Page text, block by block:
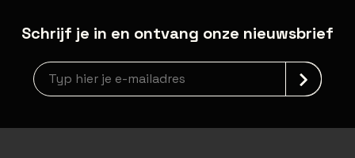
Schrijf je in en ontvang onze nieuwsbrief
Nieuwsbrief aanmelding